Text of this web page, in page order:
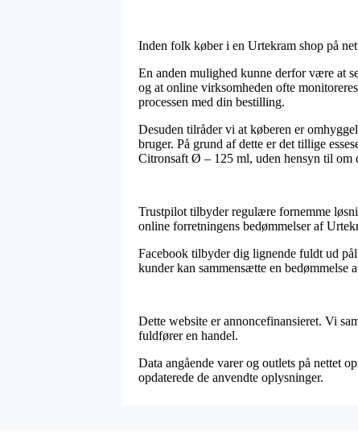
Inden folk køber i en Urtekram shop på
En anden mulighed kunne derfor være at
og at online virksomheden ofte
processen med din bestilling.
Desuden tilråder vi at køberen er
bruger. På grund af dette er det tillige
Citronsaft Ø – 125 ml, uden hensyn til om
Trustpilot tilbyder regulære fornemme
online forretningens bedømmelser af
Facebook tilbyder dig lignende fuldt ud
kunder kan sammensætte en bedømmelse
Dette website er annoncefinansieret. Vi
fuldfører en handel.
Data angående varer og outlets på nettet
opdaterede de anvendte oplysninger.